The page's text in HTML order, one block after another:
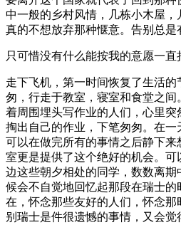
中一般的乡村风情，几栋小木屋
真的不想放弃那种惬意。告别总是
只可惜没有什么能按我的意愿一直
走下飞机，第一时间恢复了生活
匆，行走于教室，寝室和食堂之
着周围埋头写作业的人们，心里
掏出自己的作业，下笔匆匆。在
可以在做完所有的事情之后静下
室更是提供了这个绝好的机会。
边这些朝夕相处的同学，数数离
候会不自觉地回忆起那段在瑞士的
在，怀念那些友好的人们，怀念
别瑞士是件很遗憾的事情，又会